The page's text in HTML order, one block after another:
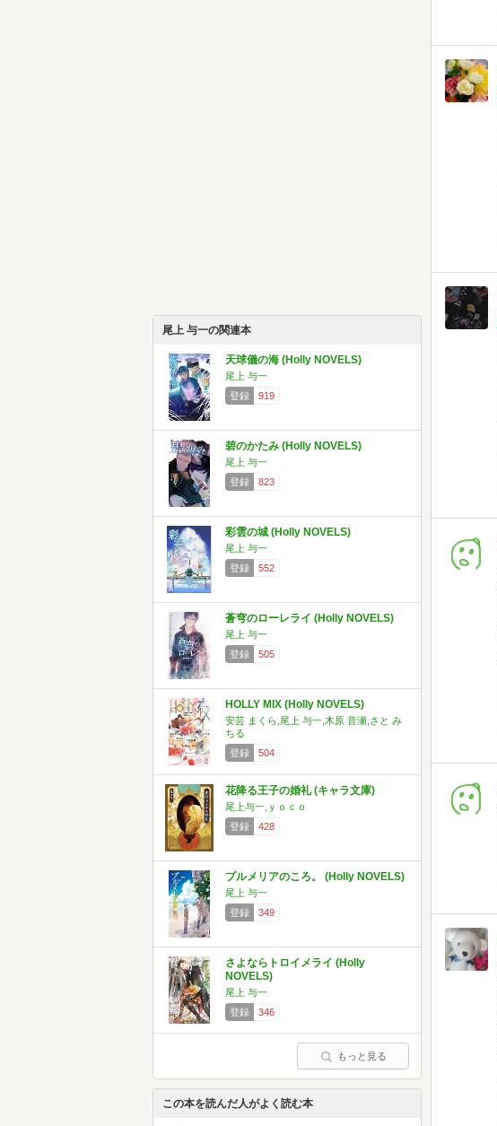
尾上 与一の関連本
天球儀の海 (Holly NOVELS)
尾上 与一
登録
919
碧のかたみ (Holly NOVELS)
尾上 与一
登録
823
彩雲の城 (Holly NOVELS)
尾上 与一
登録
552
蒼穹のローレライ (Holly NOVELS)
尾上 与一
登録
505
HOLLY MIX (Holly NOVELS)
安芸 まくら,尾上 与一,木原 音瀬,さと み
ちる
登録
504
花降る王子の婚礼 (キャラ文庫)
尾上与一,ｙｏｃｏ
登録
428
プルメリアのころ。 (Holly NOVELS)
尾上 与一
登録
349
さよならトロイメライ (Holly
NOVELS)
尾上 与一
登録
346
もっと見る
この本を読んだ人がよく読む本